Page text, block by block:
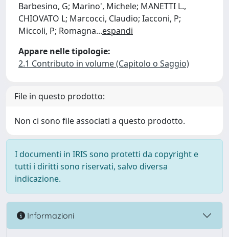
Barbesino, G; Marino', Michele; MANETTI L.,
CHIOVATO L; Marcocci, Claudio; Iacconi, P;
Miccoli, P; Romagna...espandi
Appare nelle tipologie:
2.1 Contributo in volume (Capitolo o Saggio)
File in questo prodotto:
Non ci sono file associati a questo prodotto.
I documenti in IRIS sono protetti da copyright e
tutti i diritti sono riservati, salvo diversa
indicazione.
Informazioni